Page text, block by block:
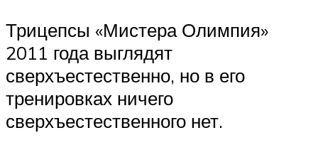
Трицепсы «Мистера Олимпия»
2011 года выглядят
сверхъестественно, но в его
тренировках ничего
сверхъестественного нет.